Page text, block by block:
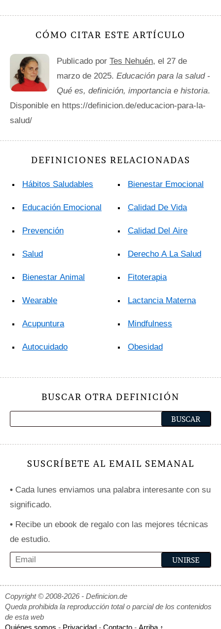
CÓMO CITAR ESTE ARTÍCULO
Publicado por Tes Nehuén, el 27 de
marzo de 2025. Educación para la salud -
Qué es, definición, importancia e historia.
Disponible en https://definicion.de/educacion-para-la-
salud/
DEFINICIONES RELACIONADAS
Hábitos Saludables
Educación Emocional
Prevención
Salud
Bienestar Animal
Wearable
Acupuntura
Autocuidado
Bienestar Emocional
Calidad De Vida
Calidad Del Aire
Derecho A La Salud
Fitoterapia
Lactancia Materna
Mindfulness
Obesidad
BUSCAR OTRA DEFINICIÓN
SUSCRÍBETE AL EMAIL SEMANAL
• Cada lunes enviamos una palabra interesante con su
significado.
• Recibe un ebook de regalo con las mejores técnicas
de estudio.
Copyright © 2008-2026 - Definicion.de
Queda prohibida la reproducción total o parcial de los contenidos
de esta web
Quiénes somos - Privacidad - Contacto - Arriba ↑